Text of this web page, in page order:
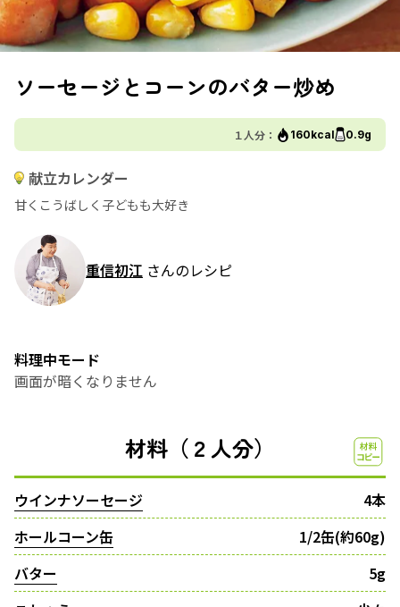
ソーセージとコーンのバター炒め
１人分： 160kcal 0.9g
献立カレンダー
甘くこうばしく子どもも大好き
重信初江 さんのレシピ
料理中モード
画面が暗くなりません
材料（２人分）
ウインナソーセージ
4本
ホールコーン缶
1/2缶(約60g)
バター
5g